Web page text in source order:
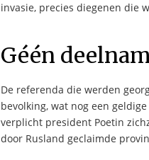
invasie, precies diegenen die
Géén
De referenda die werden
bevolking, wat nog een
verplicht president Poetin
door Rusland geclaimde